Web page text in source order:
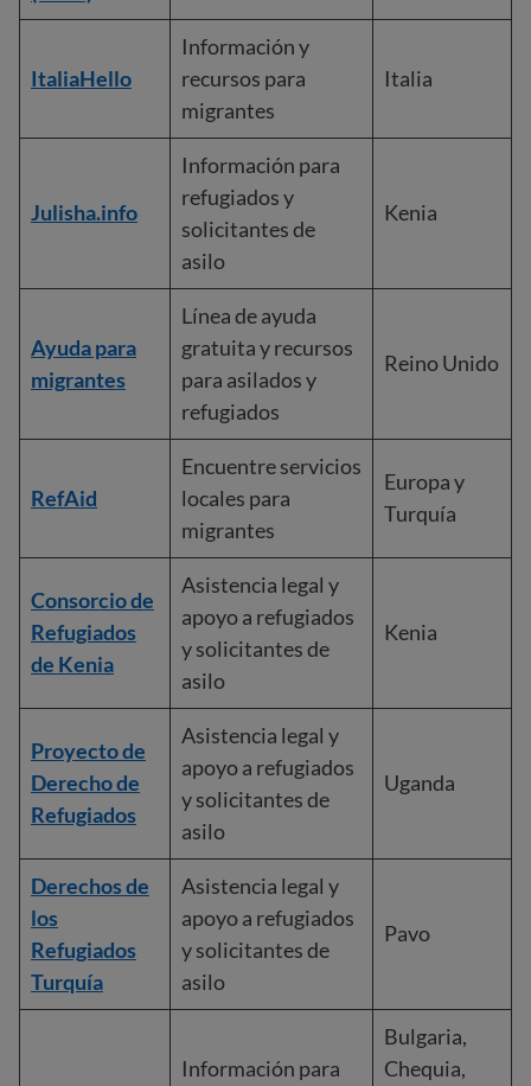
ItaliaHello
Información y
recursos para
migrantes
Italia
Julisha.info
Información para
refugiados y
solicitantes de
asilo
Kenia
Ayuda para
migrantes
Línea de ayuda
gratuita y recursos
para asilados y
refugiados
Reino Unido
RefAid
Encuentre servicios
locales para
migrantes
Europa y
Turquía
Consorcio de
Refugiados
de Kenia
Asistencia legal y
apoyo a refugiados
y solicitantes de
asilo
Kenia
Proyecto de
Derecho de
Refugiados
Asistencia legal y
apoyo a refugiados
y solicitantes de
asilo
Uganda
Derechos de
los
Refugiados
Turquía
Asistencia legal y
apoyo a refugiados
y solicitantes de
asilo
Pavo
Información para
Bulgaria,
Chequia,